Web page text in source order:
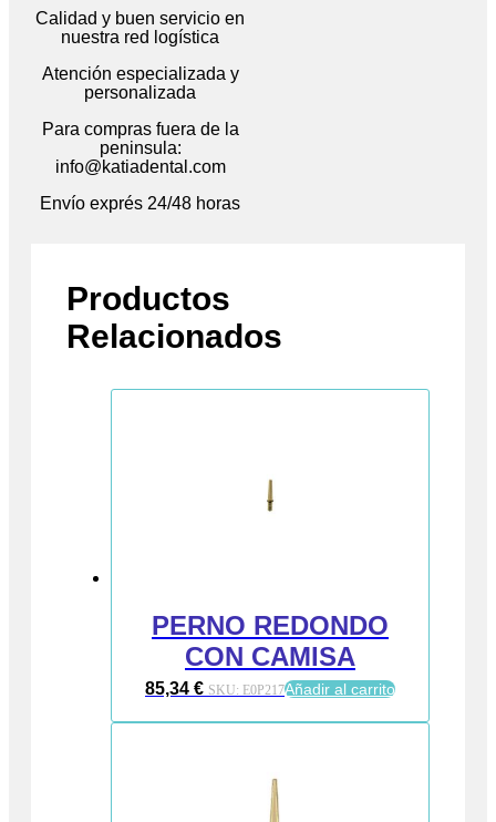
Calidad y buen servicio en
nuestra red logística
Atención especializada y
personalizada
Para compras fuera de la
peninsula:
info@katiadental.com
Envío exprés 24/48 horas
Productos
Relacionados
PERNO REDONDO
CON CAMISA
85,34 € SKU: E0P217Añadir al carrito